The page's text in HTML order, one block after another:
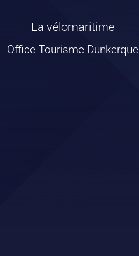
La vélomaritime
Office Tourisme Dunkerque